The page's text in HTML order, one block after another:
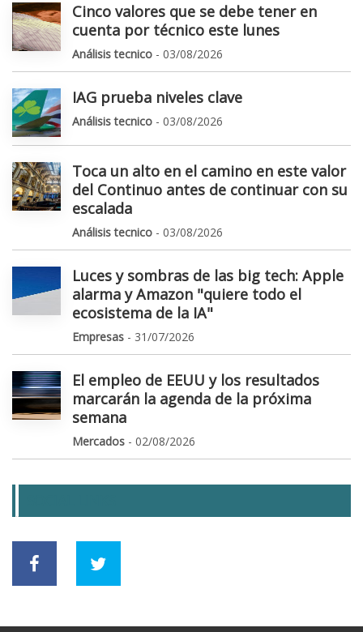
Cinco valores que se debe tener en
cuenta por técnico este lunes
Análisis tecnico - 03/08/2026
IAG prueba niveles clave
Análisis tecnico - 03/08/2026
Toca un alto en el camino en este valor
del Continuo antes de continuar con su
escalada
Análisis tecnico - 03/08/2026
Luces y sombras de las big tech: Apple
alarma y Amazon "quiere todo el
ecosistema de la IA"
Empresas - 31/07/2026
El empleo de EEUU y los resultados
marcarán la agenda de la próxima
semana
Mercados - 02/08/2026